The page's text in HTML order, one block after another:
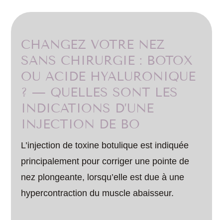
CHANGEZ VOTRE NEZ
SANS CHIRURGIE : BOTOX
OU ACIDE HYALURONIQUE
? — QUELLES SONT LES
INDICATIONS D’UNE
INJECTION DE BO
L’injection de toxine botulique est indiquée
principalement pour corriger une pointe de
nez plongeante, lorsqu’elle est due à une
hypercontraction du muscle abaisseur.